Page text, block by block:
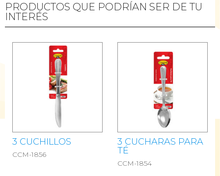
PRODUCTOS QUE PODRÍAN SER DE TU
INTERÉS
3 CUCHILLOS
CCM-1856
3 CUCHARAS PARA
TÉ
CCM-1854